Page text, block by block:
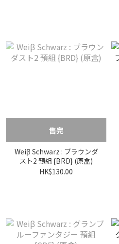
售完
Weiβ Schwarz : ブラウンダ
スト2 預組 {BRD} (原盒)
HK$130.00